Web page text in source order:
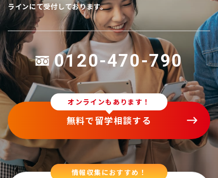
ラインにて受付しております。
0120-470-790
オンラインもあります！
無料で留学相談する
情報収集におすすめ！